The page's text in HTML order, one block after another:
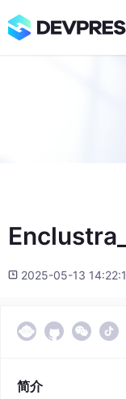
2025-05-13
简介